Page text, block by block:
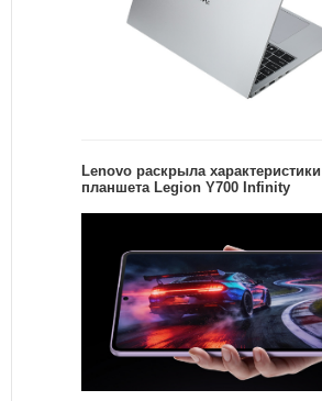
Lenovo раскрыла
планшета Legion Y700 Infinity